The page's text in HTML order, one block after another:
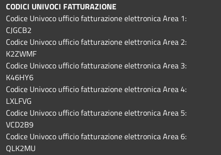
CODICI UNIVOCI FATTURAZIONE
Codice Univoco ufficio fatturazione elettronica Area 1:
CJGCB2
Codice Univoco ufficio fatturazione elettronica Area 2:
K2ZWMF
Codice Univoco ufficio fatturazione elettronica Area 3:
K46HY6
Codice Univoco ufficio fatturazione elettronica Area 4:
LXLFVG
Codice Univoco ufficio fatturazione elettronica Area 5:
VCD2B9
Codice Univoco ufficio fatturazione elettronica Area 6:
QLK2MU